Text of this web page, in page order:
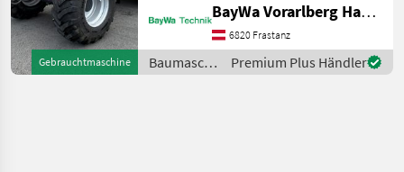
Gebrauchtmaschine
Geräteverriegelung, Kabine,
Klimaanlage, Zugmaul,
Ausschub Deutz Motor TCD
3.6 Leistung: 95KW/129PS
BayWa Vorarlberg HandelsGmbH BayWa Technik
6820 Frastanz
Baumaschinen
/ Schäffer
Premium Plus Händler